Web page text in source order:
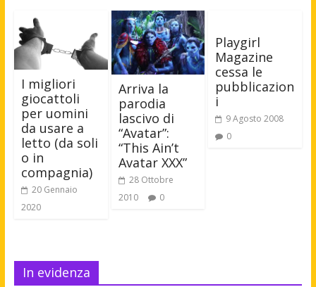
I migliori
giocattoli
per uomini
da usare a
letto (da soli
o in
compagnia)
20 Gennaio
2020
Arriva la
parodia
lascivo di
“Avatar”:
“This Ain’t
Avatar XXX”
28 Ottobre
2010
0
Playgirl
Magazine
cessa le
pubblicazion
i
9 Agosto 2008
0
In evidenza